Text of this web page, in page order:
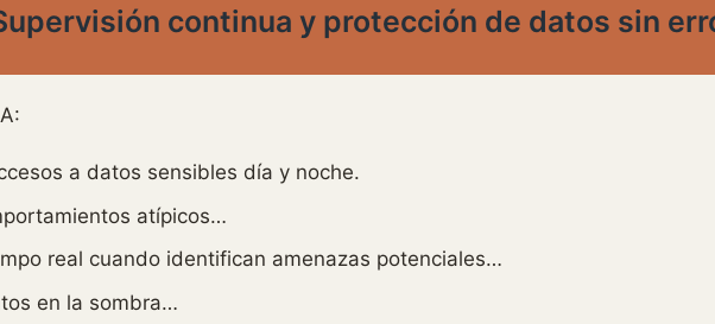
continua y protección de datos sin
a datos sensibles día y noche.
atípicos…
real cuando identifican amenazas potenciales…
en la sombra…